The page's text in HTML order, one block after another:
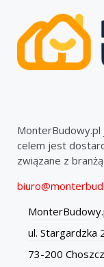
celem jest
związane z
ul. Stargardzka
73-200